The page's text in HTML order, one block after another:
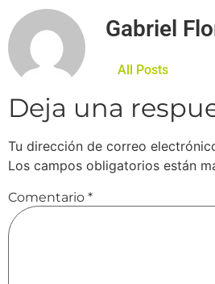
Gabriel
All Posts
Deja una
Tu dirección de correo
Los campos obligatorios están
Comentario *